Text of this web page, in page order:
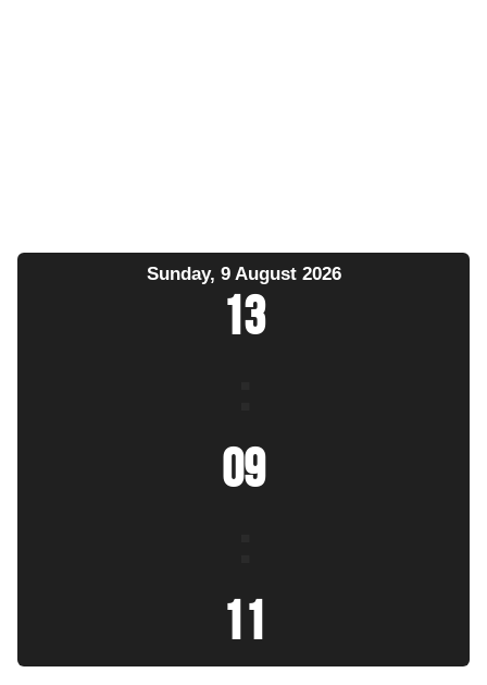
Sunday, 9 August 2026
13
09
12